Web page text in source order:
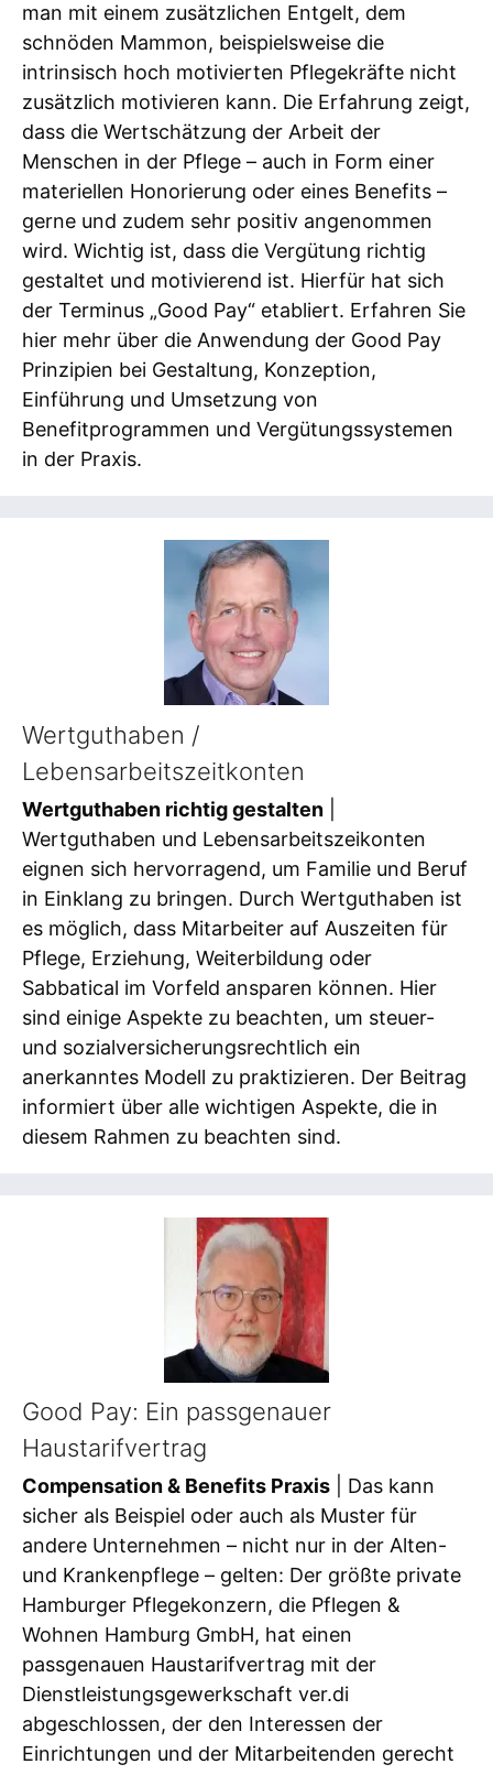
man mit einem zusätzlichen Entgelt, dem
schnöden Mammon, beispielsweise die
intrinsisch hoch motivierten Pflegekräfte nicht
zusätzlich motivieren kann. Die Erfahrung zeigt,
dass die Wertschätzung der Arbeit der
Menschen in der Pflege – auch in Form einer
materiellen Honorierung oder eines Benefits –
gerne und zudem sehr positiv angenommen
wird. Wichtig ist, dass die Vergütung richtig
gestaltet und motivierend ist. Hierfür hat sich
der Terminus „Good Pay“ etabliert. Erfahren Sie
hier mehr über die Anwendung der Good Pay
Prinzipien bei Gestaltung, Konzeption,
Einführung und Umsetzung von
Benefitprogrammen und Vergütungssystemen
in der Praxis.
Wertguthaben /
Lebensarbeitszeitkonten
Wertguthaben richtig gestalten
Wertguthaben und Lebensarbeitszeikonten
eignen sich hervorragend, um Familie und Beruf
in Einklang zu bringen. Durch Wertguthaben ist
es möglich, dass Mitarbeiter auf Auszeiten für
Pflege, Erziehung, Weiterbildung oder
Sabbatical im Vorfeld ansparen können. Hier
sind einige Aspekte zu beachten, um steuer-
und sozialversicherungsrechtlich ein
anerkanntes Modell zu praktizieren. Der Beitrag
informiert über alle wichtigen Aspekte, die in
diesem Rahmen zu beachten sind.
Good Pay: Ein passgenauer
Haustarifvertrag
Compensation & Benefits Praxis | Das kann
sicher als Beispiel oder auch als Muster für
andere Unternehmen – nicht nur in der Alten-
und Krankenpflege – gelten: Der größte private
Hamburger Pflegekonzern, die Pflegen &
Wohnen Hamburg GmbH, hat einen
passgenauen Haustarifvertrag mit der
Dienstleistungsgewerkschaft ver.di
abgeschlossen, der den Interessen der
Einrichtungen und der Mitarbeitenden gerecht